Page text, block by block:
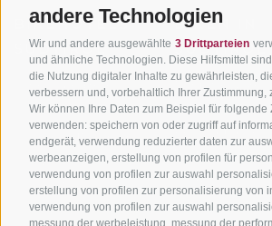
andere Technologien
Wir und andere ausgewählte 3 Drittparteien
und ähnliche Technologien. Diese Hilfsmittel
die Nutzung digitaler Inhalte zu gewährleisten,
verbessern und, vorbehaltlich Ihrer Zustimmung,
Wir können Ihre Daten zum Beispiel für folgende
verwenden: speichern von oder zugriff auf
endgerät, verwendung reduzierter daten zur
werbeanzeigen, erstellung von profilen für
verwendung von profilen zur auswahl
erstellung von profilen zur personalisierung von
verwendung von profilen zur auswahl
messung der werbeleistung, messung der
BIKEHOTELS
SÜDTIROL
Hotels & Pakete
Urlaubspakete
Unsere Gutscheine
Hot Deals
Bike & Work
BIKEN IN
SÜDTIROL
Südtirol
Rennradfahren
Südtirol
Radwege in
Bikeshops &